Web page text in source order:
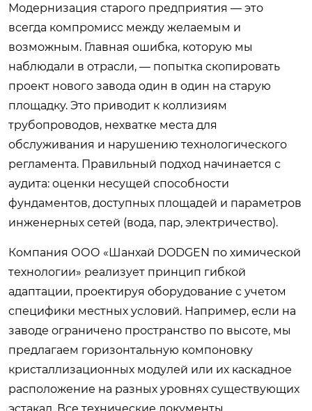
Модернизация старого предприятия — это
всегда компромисс между желаемым и
возможным. Главная ошибка, которую мы
наблюдали в отрасли, — попытка скопировать
проект нового завода один в один на старую
площадку. Это приводит к коллизиям
трубопроводов, нехватке места для
обслуживания и нарушению технологического
регламента. Правильный подход начинается с
аудита: оценки несущей способности
фундаментов, доступных площадей и параметров
инженерных сетей (вода, пар, электричество).
Компания ООО «Шанхай DODGEN по химической
технологии» реализует принцип гибкой
адаптации, проектируя оборудование с учетом
специфики местных условий. Например, если на
заводе ограничено пространство по высоте, мы
предлагаем горизонтальную компоновку
кристаллизационных модулей или их каскадное
расположение на разных уровнях существующих
эстакад. Все технические документы